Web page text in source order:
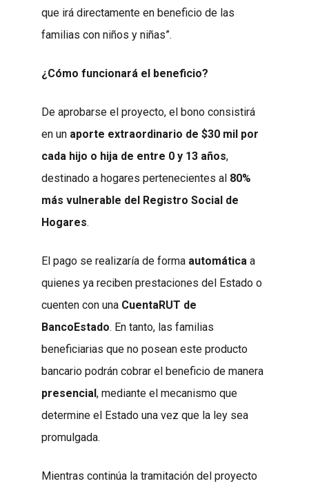
que irá directamente en beneficio de las
familias con niños y niñas”.
¿Cómo funcionará el beneficio?
De aprobarse el proyecto, el bono consistirá
en un aporte extraordinario de $30 mil por
cada hijo o hija de entre 0 y 13 años,
destinado a hogares pertenecientes al 80%
más vulnerable del Registro Social de
Hogares.
El pago se realizaría de forma automática a
quienes ya reciben prestaciones del Estado o
cuenten con una CuentaRUT de
BancoEstado. En tanto, las familias
beneficiarias que no posean este producto
bancario podrán cobrar el beneficio de manera
presencial , mediante el mecanismo que
determine el Estado una vez que la ley sea
promulgada.
Mientras continúa la tramitación del proyecto